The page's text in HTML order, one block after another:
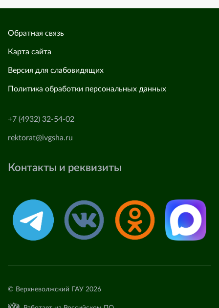
Обратная связь
Карта сайта
Версия для слабовидящих
Политика обработки персональных данных
+7 (4932) 32-54-02
rektorat@ivgsha.ru
Контакты и реквизиты
© Верхневолжский ГАУ 2026